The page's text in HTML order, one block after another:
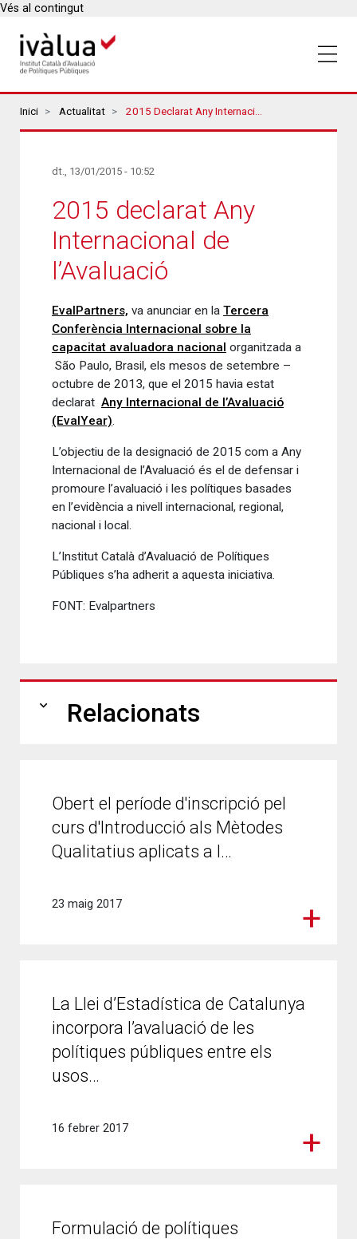
Vés al contingut
Breadcrumbs
Inici Actualitat 2015 Declarat Any Internacional De L’Avaluació
dt., 13/01/2015 - 10:52
2015 declarat Any
Internacional de
l’Avaluació
EvalPartners, va anunciar en la Tercera
Conferència Internacional sobre la
capacitat avaluadora nacional organitzada a
São Paulo, Brasil, els mesos de setembre –
octubre de 2013, que el 2015 havia estat
declarat Any Internacional de l’Avaluació
(EvalYear).
L’objectiu de la designació de 2015 com a Any
Internacional de l’Avaluació és el de defensar i
promoure l’avaluació i les polítiques basades
en l’evidència a nivell internacional, regional,
nacional i local.
L’Institut Català d’Avaluació de Polítiques
Públiques s’ha adherit a aquesta iniciativa.
FONT: Evalpartners
expand_more Relacionats
Obert el període d'inscripció pel
curs d'Introducció als Mètodes
Qualitatius aplicats a l…
23 maig 2017
La Llei d’Estadística de Catalunya
incorpora l’avaluació de les
polítiques públiques entre els
usos…
16 febrer 2017
Formulació de polítiques